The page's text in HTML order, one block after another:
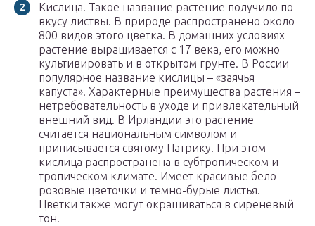
Кислица. Такое название растение получило по
вкусу листвы. В природе распространено около
800 видов этого цветка. В домашних условиях
растение выращивается с 17 века, его можно
культивировать и в открытом грунте. В России
популярное название кислицы – «заячья
капуста». Характерные преимущества растения –
нетребовательность в уходе и привлекательный
внешний вид. В Ирландии это растение
считается национальным символом и
приписывается святому Патрику. При этом
кислица распространена в субтропическом и
тропическом климате. Имеет красивые бело-
розовые цветочки и темно-бурые листья.
Цветки также могут окрашиваться в сиреневый
тон.